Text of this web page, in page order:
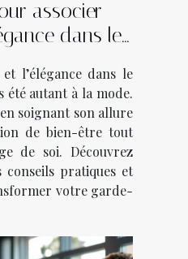
associer
dans le
l’élégance dans le
été autant à la mode.
soignant son allure
de bien-être tout
de soi. Découvrez
pratiques et
votre garde-